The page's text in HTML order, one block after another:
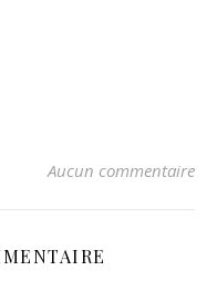
Aucun commentaire